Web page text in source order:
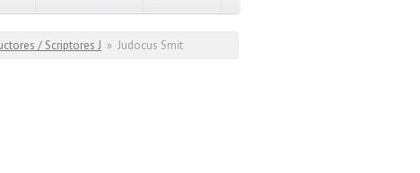
/ Scriptores J » Judocus Smit